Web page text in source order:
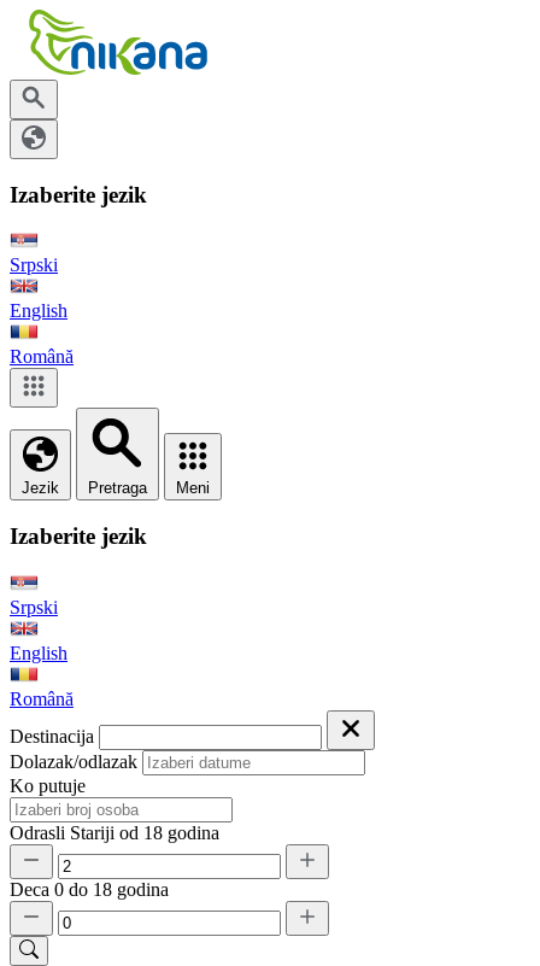
Izaberite jezik
Srpski
English
Română
Jezik Pretraga Meni
Izaberite jezik
Srpski
English
Română
Destinacija
Dolazak/odlazak
Ko putuje
Odrasli Stariji od 18 godina
Deca 0 do 18 godina